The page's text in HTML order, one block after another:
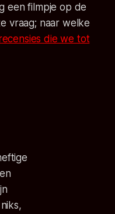
een filmpje op de
vraag; naar welke
die we tot